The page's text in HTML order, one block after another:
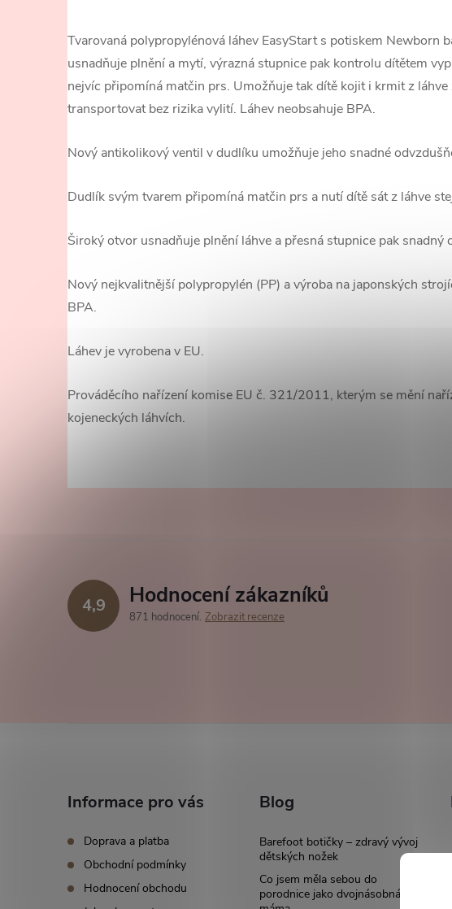
Tvarovaná polypropylénová láhev EasyStart s potiskem
usnadňuje plnění a mytí, výrazná stupnice pak kontrolu dítětem
nejvíc připomíná matčin prs. Umožňuje tak dítě kojit i krmit z
transportovat bez rizika vylití. Láhev neobsahuje BPA.
Nový antikolikový ventil v dudlíku umožňuje jeho snadné
Dudlík svým tvarem připomíná matčin prs a nutí dítě sát z láhve
Široký otvor usnadňuje plnění láhve a přesná stupnice pak snadný
Nový nejkvalitnější polypropylén (PP) a výroba na japonských
BPA.
Láhev je vyrobena v EU.
Prováděcího nařízení komise EU č. 321/2011, kterým se mění
kojeneckých láhvích.
4,9 Hodnocení zákazníků
871 hodnocení Zobrazit recenze
Informace pro vás
Doprava a platba
Obchodní podmínky
Hodnocení obchodu
Blog
Barefoot botičky – zdravý vývoj
dětských nožek
Co jsem měla sebou do
porodnice jako dvojnásobná